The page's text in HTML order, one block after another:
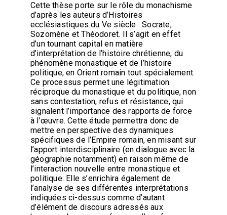
Cette thèse porte sur le rôle du monachisme
d’après les auteurs d’Histoires
ecclésiastiques du Ve siècle : Socrate,
Sozomène et Théodoret. Il s’agit en effet
d’un tournant capital en matière
d’interprétation de l’histoire chrétienne, du
phénomène monastique et de l’histoire
politique, en Orient romain tout spécialement.
Ce processus permet une légitimation
réciproque du monastique et du politique, non
sans contestation, refus et résistance, qui
signalent l’importance des rapports de force
à l’œuvre. Cette étude permettra donc de
mettre en perspective des dynamiques
spécifiques de l’Empire romain, en misant sur
l’apport interdisciplinaire (en dialogue avec la
géographie notamment) en raison même de
l’interaction nouvelle entre monastique et
politique. Elle s’enrichira également de
l’analyse de ses différentes interprétations
indiquées ci-dessus comme d’autant
d’élément de discours adressés aux